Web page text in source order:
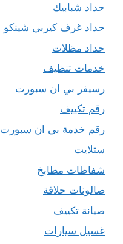
حداد شبابيك
حداد غرف كيربي شينكو
حداد مظلات
خدمات تنظيف
رسيفر بي ان سبورت
رقم تكييف
رقم خدمة بي ان سبورت
ستلايت
شفاطات مطابخ
صالونات حلاقة
صيانة تكييف
غسيل سيارات